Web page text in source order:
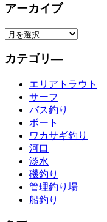
アーカイブ
カテゴリ―
エリアトラウト
サーフ
バス釣り
ボート
ワカサギ釣り
河口
淡水
磯釣り
管理釣り場
船釣り